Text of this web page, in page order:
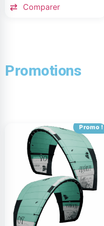
Comparer
Promotions
Promo !